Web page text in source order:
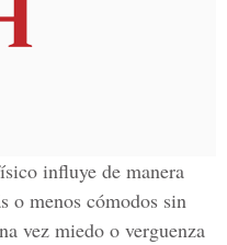
influye de manera
o menos cómodos sin
vez miedo o verguenza